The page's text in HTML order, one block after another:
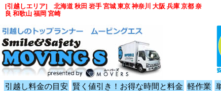
引越し料金の目安 賢く値引き！お得な時間と料金 軽作業
[引越しエリア] 北海道 秋田 岩手 宮城 東京 神奈川 大阪 兵庫 京都 奈
良 和歌山 福岡 宮崎